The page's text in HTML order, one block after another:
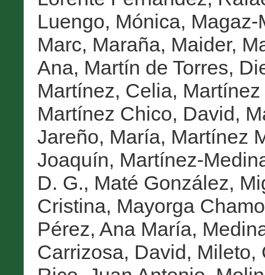
Luengo, Mónica, Magaz-
Marc, Maraña, Maider,
Ana, Martín de Torres,
Martínez, Celia,
Martínez Chico, David,
Jareño, María, Martínez
Joaquín, Martínez-
D. G., Maté González,
Cristina, Mayorga
Pérez, Ana María,
Carrizosa, David, Mileto,